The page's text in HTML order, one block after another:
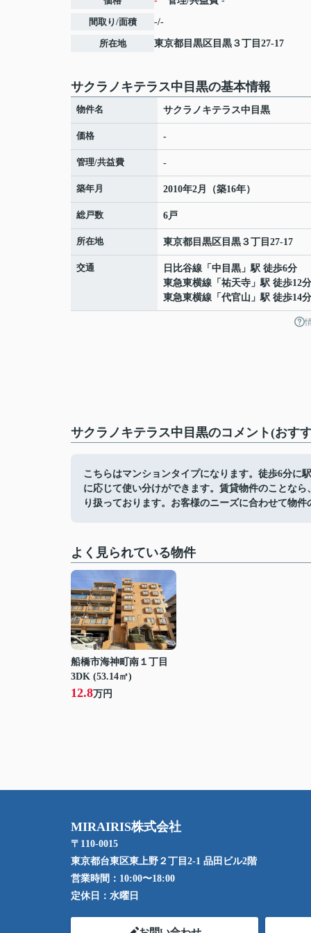
間取り/面積 -/-
所在地 東京都 目黒区 目黒 ３丁目27-17
サクラノキテラス中目黒の基本情報
物件名 サクラノキテラス中目黒
価格 -
管理/共益費 -
築年月 2010年2月（築16年）
総戸数 6戸
所在地 東京都 目黒区 目黒 ３丁目27-17
交通 日比谷線 「 中目黒 」駅 徒歩6分
東急東横線 「 祐天寺 」駅 徒歩12分
東急東横線 「 代官山 」駅 徒歩14分
サクラノキテラス中目黒のコメント(おす
こちらはマンションタイプになります。徒歩6分に
に応じて使い分けができます。賃貸物件のことな
り扱っております。お客様のニーズに合わせて物
よく見られている物件
船橋市海神町南１丁目
3DK (53.14㎡)
12.8万円
MIRAIRIS株式会社
〒110-0015
東京都台東区東上野２丁目2-1 品田ビル2階
営業時間： 10:00〜18:00
定休日： 水曜日